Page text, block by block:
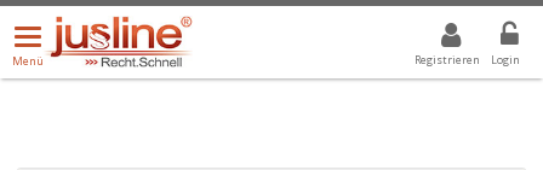
Registrieren Login
Menü
öffnen/schließen
Menü
ALLE DROPDOWN: GEWÄHLTER WERT IST ALLE